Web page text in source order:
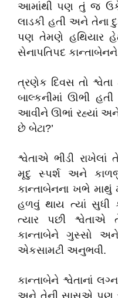
આમાંથી પણ તું જ ઉકેલ
લાડકી હતી અને તેના
પણ તેમણે હથિયાર
સેનાપતિપદ કાન્તાબેનને
ત્રણેક દિવસ તો
બાલ્કનીમાં ઊભી હતી
આવીને ઊભાં રહ્યાં
છે બેટા?’
શ્વેતાએ ભીડી રાખેલાં
મૃદુ સ્પર્શ અને
કાન્તાબેનના ખભે
હળવું થાય ત્યાં સુધી
ત્યાર પછી
કાન્તાબેને ગુસ્સો
એકસામટી અનુભવી.
કાન્તાબેને શ્વેતાનાં
અને તેની સાસુએ પણ